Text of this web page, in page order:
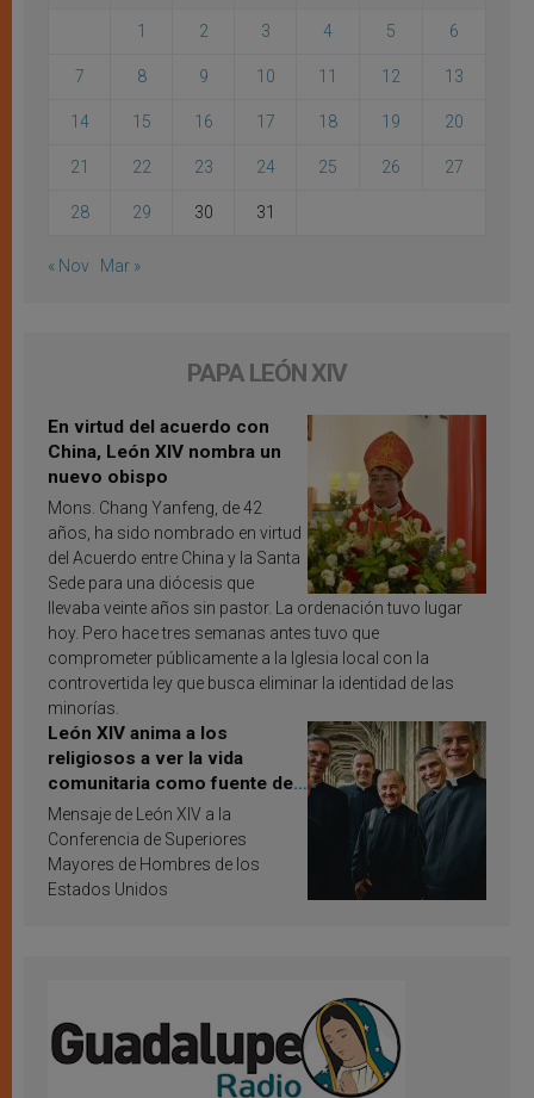
1 2 3 4 5 6
7 8 9 10 11 12 13
14 15 16 17 18 19 20
21 22 23 24 25 26 27
28 29 30 31
« Nov Mar »
PAPA LEÓN XIV
En virtud del acuerdo con
China, León XIV nombra un
nuevo obispo
Mons. Chang Yanfeng, de 42
años, ha sido nombrado en virtud
del Acuerdo entre China y la Santa
Sede para una diócesis que
llevaba veinte años sin pastor. La ordenación tuvo lugar
hoy. Pero hace tres semanas antes tuvo que
comprometer públicamente a la Iglesia local con la
controvertida ley que busca eliminar la identidad de las
minorías.
León XIV anima a los
religiosos a ver la vida
comunitaria como fuente de
inspiración y santificación
Mensaje de León XIV a la
Conferencia de Superiores
Mayores de Hombres de los
Estados Unidos